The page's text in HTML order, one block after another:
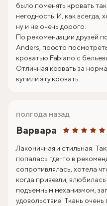
было поменять кровать
негодность. И, как
ну и не очень дорого.
По рекомендации друзей
Anders, просто
кроватью Fabiano с
Отличная кровать за
купили эту кровать.
Варвара
полгода назад
Лаконичная и стильная.
попалась где-то в
сопротивлялась, хотела
когда привезли,
подъемным механизмом,
удовольствие. Ткань очень